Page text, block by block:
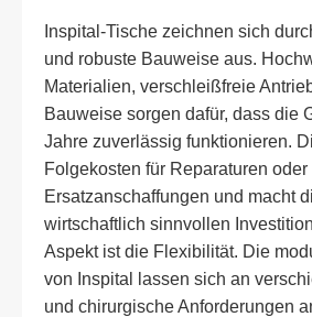
Inspital-Tische zeichnen sich
und robuste Bauweise aus.
Materialien, verschleißfreie
Bauweise sorgen dafür, dass die
Jahre zuverlässig funktionieren.
Folgekosten für Reparaturen oder
Ersatzanschaffungen und macht
wirtschaftlich sinnvollen
Aspekt ist die Flexibilität. Die
von Inspital lassen sich an
und chirurgische Anforderungen